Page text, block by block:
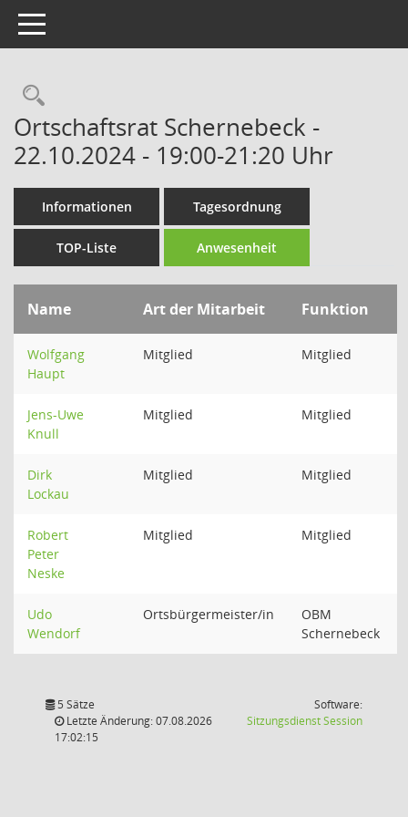
Toggle navigation
Rechercheauswahl
Ortschaftsrat Schernebeck -
22.10.2024 - 19:00-21:20 Uhr
Informationen Tagesordnung
TOP-Liste Anwesenheit
Name Art der Mitarbeit Funktion
Wolfgang
Haupt
Mitglied Mitglied
Jens-Uwe
Knull
Mitglied Mitglied
Dirk
Lockau
Mitglied Mitglied
Robert
Peter
Neske
Mitglied Mitglied
Udo
Wendorf
Ortsbürgermeister/in
OBM
Schernebeck
5 Sätze
Letzte Änderung: 07.08.2026
17:02:15
Software:
SitzungsdienstSession(Wird in